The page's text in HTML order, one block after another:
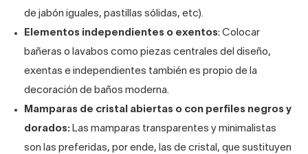
de jabón iguales, pastillas sólidas, etc).
Elementos independientes o exentos: Colocar
bañeras o lavabos como piezas centrales del diseño,
exentas e independientes también es propio de la
decoración de baños moderna.
Mamparas de cristal abiertas o con perfiles negros y
dorados: Las mamparas transparentes y minimalistas
son las preferidas, por ende, las de cristal, que sustituyen